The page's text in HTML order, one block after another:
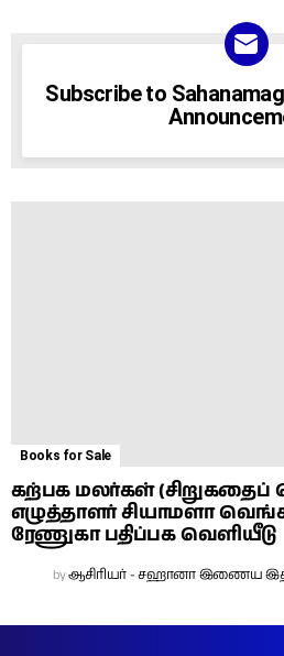
NEWSLETTER
Subscribe to
Books for Sale
கற்பக மலர்கள் (சிறுகதைப்
எழுத்தாளர் சியாமளா
ரேணுகா பதிப்பக வெளியீடு
byஆசிரியர் - சஹானா இணைய